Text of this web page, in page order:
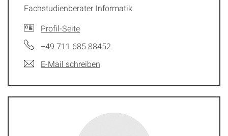
Fachstudienberater Informatik
Profil-Seite
+49 711 685 88452
E-Mail schreiben